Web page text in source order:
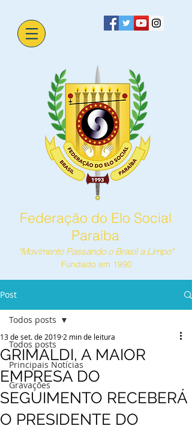
Federação do Elo Social
Paraíba
"Movimento Passando o Brasil a Limpo"
Fundado em 1990
Post
Todos posts
Principais Notícias
Gravações
Todos posts
GRIMALDI, A MAIOR
EMPRESA DO
SEGUIMENTO RECEBERÁ
O PRESIDENTE DO
13 de set. de 2019 2 min de leitura